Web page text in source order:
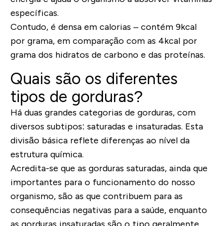
específicas.
Contudo, é densa em calorias – contém 9kcal
por grama, em comparação com as 4kcal por
grama dos hidratos de carbono e das proteínas.
Quais são os diferentes
tipos de gorduras?
Há duas grandes categorias de gorduras, com
diversos subtipos: saturadas e insaturadas. Esta
divisão básica reflete diferenças ao nível da
estrutura química.
Acredita-se que as gorduras saturadas, ainda que
importantes para o funcionamento do nosso
organismo, são as que contribuem para as
consequências negativas para a saúde, enquanto